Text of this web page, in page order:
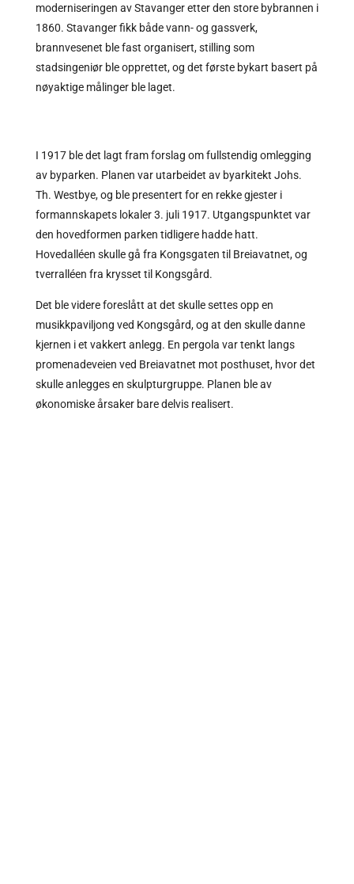
moderniseringen av Stavanger etter den store bybrannen i
1860. Stavanger fikk både vann- og gassverk,
brannvesenet ble fast organisert, stilling som
stadsingeniør ble opprettet, og det første bykart basert på
nøyaktige målinger ble laget.
I 1917 ble det lagt fram forslag om fullstendig omlegging
av byparken. Planen var utarbeidet av byarkitekt Johs.
Th. Westbye, og ble presentert for en rekke gjester i
formannskapets lokaler 3. juli 1917. Utgangspunktet var
den hovedformen parken tidligere hadde hatt.
Hovedalléen skulle gå fra Kongsgaten til Breiavatnet, og
tverralléen fra krysset til Kongsgård.
Det ble videre foreslått at det skulle settes opp en
musikkpaviljong ved Kongsgård, og at den skulle danne
kjernen i et vakkert anlegg. En pergola var tenkt langs
promenadeveien ved Breiavatnet mot posthuset, hvor det
skulle anlegges en skulpturgruppe. Planen ble av
økonomiske årsaker bare delvis realisert.